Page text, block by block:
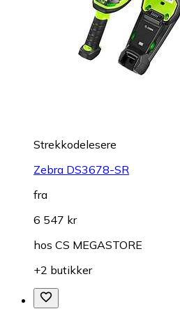
Strekkodelesere
Zebra DS3678-SR
fra
6 547 kr
hos CS MEGASTORE
+2 butikker